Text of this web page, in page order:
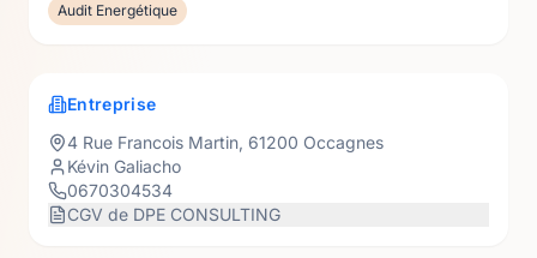
Audit Energétique
Entreprise
4 Rue Francois Martin, 61200 Occagnes
Kévin Galiacho
0670304534
CGV de DPE CONSULTING